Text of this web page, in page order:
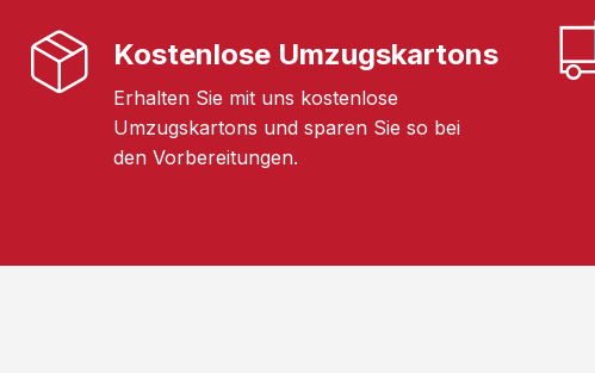
Kostenlose Umzugskartons
Erhalten Sie mit uns kostenlose
Umzugskartons und sparen Sie so bei
den Vorbereitungen.